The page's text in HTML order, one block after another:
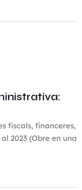
fiscals, financeres,
2023 (Obre en una